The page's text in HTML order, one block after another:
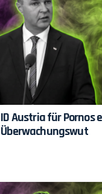
ID Austria für Pornos
Überwachungswut